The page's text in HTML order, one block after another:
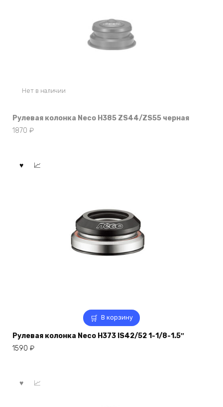
Нет в наличии
Рулевая колонка Neco H385 ZS44/ZS55 черная
1870 ₽
В корзину
Рулевая колонка Neco H373 IS42/52 1-1/8-1.5″
1590 ₽